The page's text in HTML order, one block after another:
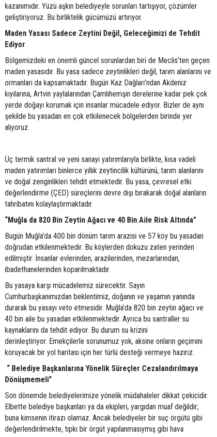
kazanımıdır. Yüzü aşkın belediyeyle sorunları tartışıyor, çözümler
geliştiriyoruz. Bu birliktelik gücümüzü artırıyor.
Maden Yasası Sadece Zeytini Değil, Geleceğimizi de Tehdit
Ediyor
Bölgemizdeki en önemli güncel sorunlardan biri de Meclis’ten geçen
maden yasasıdır. Bu yasa sadece zeytinlikleri değil, tarım alanlarını ve
ormanları da kapsamaktadır. Bugün Kaz Dağları’ndan Akdeniz
kıyılarına, Artvin yaylalarından Çamlıhemşin derelerine kadar pek çok
yerde doğayı korumak için insanlar mücadele ediyor. Bizler de aynı
şekilde bu yasadan en çok etkilenecek bölgelerden birinde yer
alıyoruz.
Üç termik santral ve yeni sanayi yatırımlarıyla birlikte, kısa vadeli
maden yatırımları binlerce yıllık zeytincilik kültürünü, tarım alanlarını
ve doğal zenginlikleri tehdit etmektedir. Bu yasa, çevresel etki
değerlendirme (ÇED) süreçlerini devre dışı bırakarak doğal alanların
tahribatını kolaylaştırmaktadır.
“Muğla da 820 Bin Zeytin Ağacı ve 40 Bin Aile Risk Altında”
Bugün Muğla’da 400 bin dönüm tarım arazisi ve 57 köy bu yasadan
doğrudan etkilenmektedir. Bu köylerden dokuzu zaten yerinden
edilmiştir. İnsanlar evlerinden, arazilerinden, mezarlarından,
ibadethanelerinden koparılmaktadır.
Bu yasaya karşı mücadelemiz sürecektir. Sayın
Cumhurbaşkanımızdan beklentimiz, doğanın ve yaşamın yanında
durarak bu yasayı veto etmesidir. Muğla’da 820 bin zeytin ağacı ve
40 bin aile bu yasadan etkilenmektedir. Ayrıca bu santraller su
kaynaklarını da tehdit ediyor. Bu durum su krizini
derinleştiriyor. Emekçilerle sorunumuz yok, aksine onların geçimini
koruyacak bir yol haritası için her türlü desteği vermeye hazırız.
“ Belediye Başkanlarına Yönelik Süreçler Cezalandırılmaya
Dönüşmemeli”
Son dönemde belediyelerimize yönelik müdahaleler dikkat çekicidir.
Elbette belediye başkanları ya da ekipleri, yargıdan muaf değildir;
buna kimsenin itirazı olamaz. Ancak belediyeler bir suç örgütü gibi
değerlendirilmekte, tıpkı bir örgüt yapılanmasıymış gibi hava